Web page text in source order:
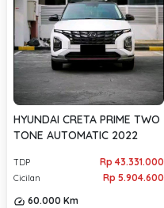
HYUNDAI CRETA PRIME TWO
TONE AUTOMATIC 2022
TDP Rp 43.331.000
Cicilan
Rp 5.904.600
60.000 Km